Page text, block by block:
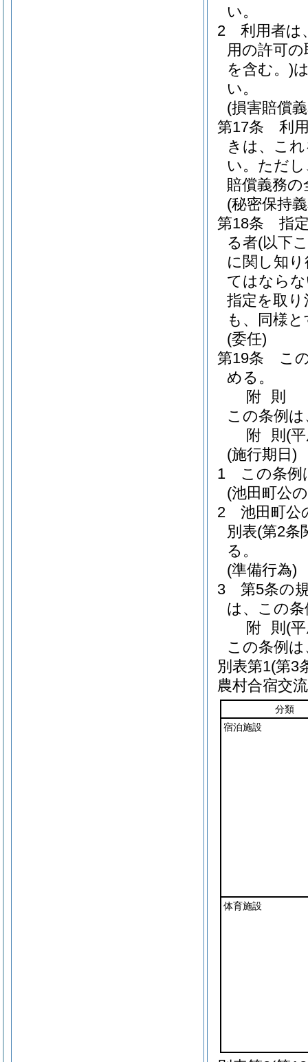
い。
2
利用者は
用の許可
を含む。)
い。
(損害賠償
第17条
利
きは、こ
い。 ただ
賠償義務
(秘密保持
第18条
指
る者(以下
に関し知
てはなら
指定を取
も、同様
(委任)
第19条
こ
める。
附 則
この条例
附 則 (
(施行期日)
1
この条例
(池田町公
2
池田町公
別表(第2条
る。
(準備行為)
3
第5条の
は、この
附 則 (
この条例
別表第1(第3
農村合宿交
分類
宿泊施設
体育施設